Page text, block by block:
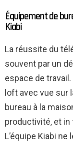
Équipement de
Kiabi
La réussite du
souvent par un
espace de
loft avec vue sur
bureau à la
productivité, et
L’équipe Kiabi